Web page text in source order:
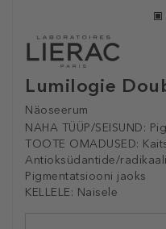
Lumilogie
Näoseerum
NAHA TÜÜP/SEISUND:
TOOTE OMADUSED:
Antioksüdantide/
Pigmentatsiooni jaoks
KELLELE: Naisele